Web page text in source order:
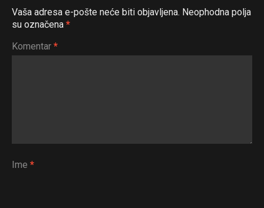
Vaša adresa e-pošte neće biti objavljena. Neophodna polja
su označena *
Komentar *
Ime *